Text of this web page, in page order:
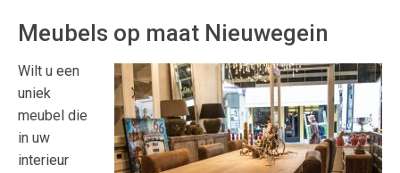
Meubels op maat Nieuwegein
Wilt u een
uniek
meubel die
in uw
interieur